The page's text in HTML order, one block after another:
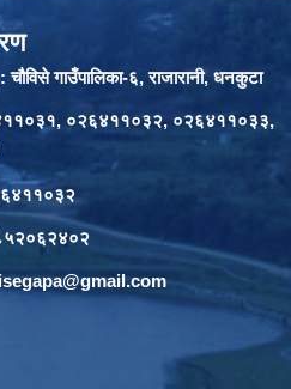
चौविसे गाउँपालिका-६, राजारानी, धनकुटा
०२६४११०३२, ०२६४११०३३,